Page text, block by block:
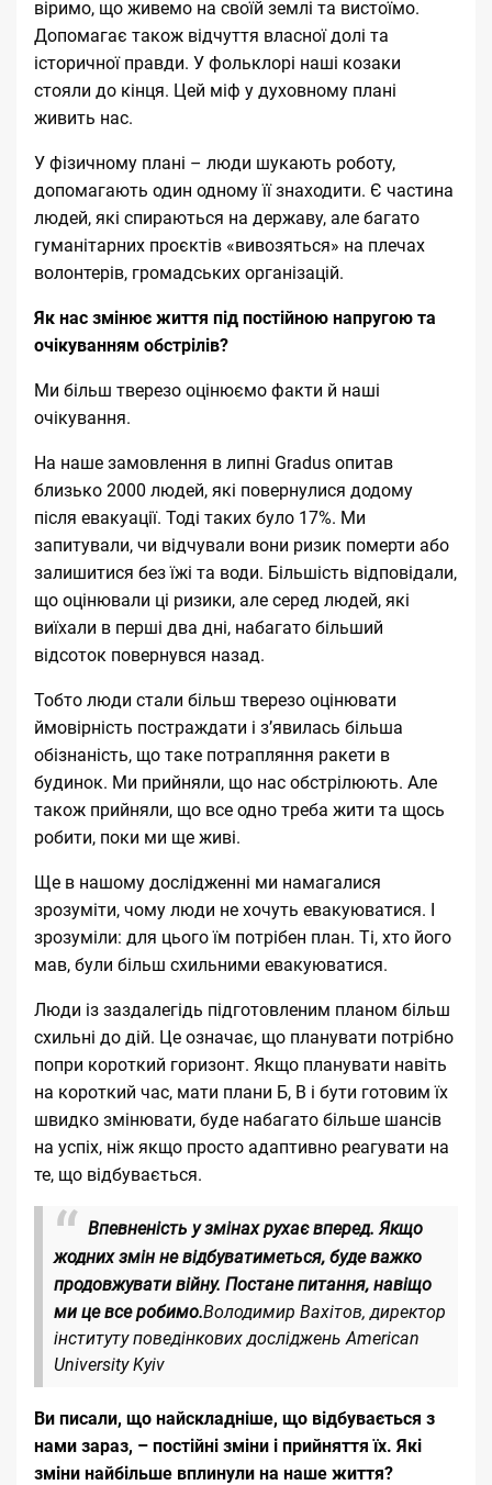
віримо, що живемо на своїй землі та вистоїмо.
Допомагає також відчуття власної долі та
історичної правди. У фольклорі наші козаки
стояли до кінця. Цей міф у духовному плані
живить нас.
У фізичному плані – люди шукають роботу,
допомагають один одному її знаходити. Є частина
людей, які спираються на державу, але багато
гуманітарних проєктів «вивозяться» на плечах
волонтерів, громадських організацій.
Як нас змінює життя під постійною напругою та
очікуванням обстрілів?
Ми більш тверезо оцінюємо факти й наші
очікування.
На наше замовлення в липні Gradus опитав
близько 2000 людей, які повернулися додому
після евакуації. Тоді таких було 17%. Ми
запитували, чи відчували вони ризик померти або
залишитися без їжі та води. Більшість відповідали,
що оцінювали ці ризики, але серед людей, які
виїхали в перші два дні, набагато більший
відсоток повернувся назад.
Тобто люди стали більш тверезо оцінювати
ймовірність постраждати і з’явилась більша
обізнаність, що таке потрапляння ракети в
будинок. Ми прийняли, що нас обстрілюють. Але
також прийняли, що все одно треба жити та щось
робити, поки ми ще живі.
Ще в нашому дослідженні ми намагалися
зрозуміти, чому люди не хочуть евакуюватися. І
зрозуміли: для цього їм потрібен план. Ті, хто його
мав, були більш схильними евакуюватися.
Люди із заздалегідь підготовленим планом більш
схильні до дій. Це означає, що планувати потрібно
попри короткий горизонт. Якщо планувати навіть
на короткий час, мати плани Б, В і бути готовим їх
швидко змінювати, буде набагато більше шансів
на успіх, ніж якщо просто адаптивно реагувати на
те, що відбувається.
Впевненість у змінах рухає вперед. Якщо
жодних змін не відбуватиметься, буде важко
продовжувати війну. Постане питання, навіщо
ми це все робимо.Володимир Вахітов, директор
інституту поведінкових досліджень American
University Kyiv
Ви писали, що найскладніше, що відбувається з
нами зараз, – постійні зміни і прийняття їх. Які
зміни найбільше вплинули на наше життя?